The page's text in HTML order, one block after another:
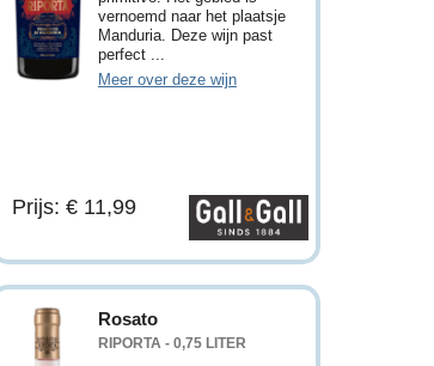
vernoemd naar het plaatsje
Manduria. Deze wijn past
perfect ...
Meer over deze wijn
Prijs: € 11,99
Rosato
RIPORTA - 0,75 LITER